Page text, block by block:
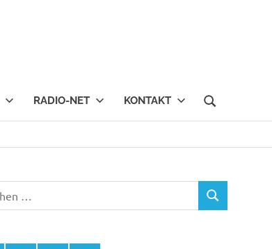
RADIO-NET KONTAKT
SUCHEN